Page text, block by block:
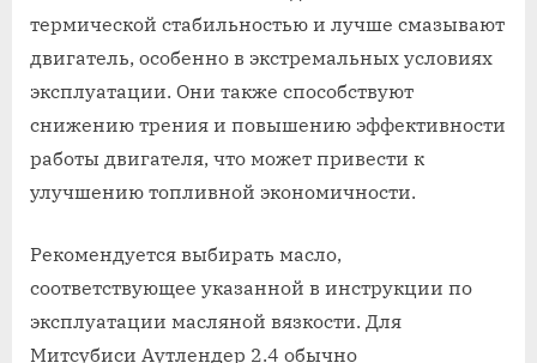
термической стабильностью и лучше смазывают
двигатель, особенно в экстремальных условиях
эксплуатации. Они также способствуют
снижению трения и повышению эффективности
работы двигателя, что может привести к
улучшению топливной экономичности.
Рекомендуется выбирать масло,
соответствующее указанной в инструкции по
эксплуатации масляной вязкости. Для
Митсубиси Аутлендер 2.4 обычно